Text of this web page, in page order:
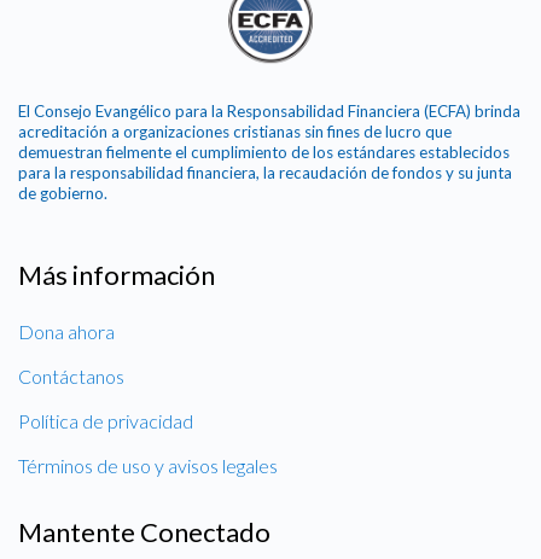
El Consejo Evangélico para la Responsabilidad Financiera (ECFA) brinda
acreditación a organizaciones cristianas sin fines de lucro que
demuestran fielmente el cumplimiento de los estándares establecidos
para la responsabilidad financiera, la recaudación de fondos y su junta
de gobierno.
Más información
Dona ahora
Contáctanos
Política de privacidad
Términos de uso y avisos legales
Mantente Conectado